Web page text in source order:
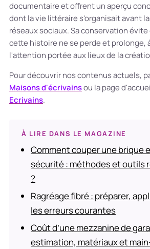
documentaire et offrent un aperçu
dont la vie littéraire s'organisait avant
réseaux sociaux. Sa conservation
cette histoire ne se perde et prolonge,
l'attention portée aux lieux de la
Pour découvrir nos contenus actuels,
Maisons d'écrivainsou la page
Ecrivains.
À LIRE DANS LE MAGAZINE
Comment couper une brique
sécurité : méthodes et outils
?
Ragréage fibré : préparer,
les erreurs courantes
Coût d’une mezzanine de
estimation, matériaux et